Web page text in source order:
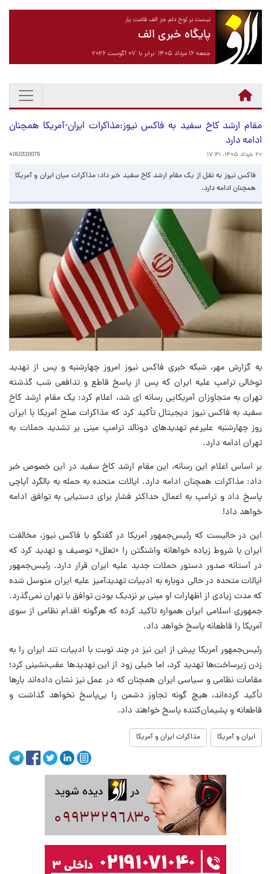
نیست بر لوح دلم جز الف قامت یار
پایگاه خبری الف
جمعه ۱۶ مرداد ۱۴۰۵ برابر با ۰۷ آگوست ۲۰۲۶
مقام ارشد کاخ سفید به فاکس نیوز:مذاکرات ایران-آمریکا همچنان
ادامه دارد
۲۰ خرداد ۱۴۰۵، ۱۷:۴۱ 4050320079
فاکس نیوز به نقل از یک مقام ارشد کاخ سفید خبر داد: مذاکرات میان ایران و آمریکا
همچنان ادامه دارد.
به گزارش مهر، شبکه خبری فاکس نیوز امروز چهارشنبه و پس از تهدید
توخالی ترامپ علیه ایران که پس از پاسخ قاطع و تدافعی شب گذشته
تهران به متجاوزان آمریکایی رسانه ای شد، اعلام کرد: یک مقام ارشد کاخ
سفید به فاکس نیوز دیجیتال تأکید کرد که مذاکرات صلح آمریکا با ایران
روز چهارشنبه علیرغم تهدیدهای دونالد ترامپ مبنی بر تشدید حملات به
تهران ادامه دارد.
بر اساس اعلام این رسانه، این مقام ارشد کاخ سفید در این خصوص خبر
داد: مذاکرات همچنان ادامه دارد. ایالات متحده به حمله به بالگرد آپاچی
پاسخ داد و ترامپ به اعمال حداکثر فشار برای دستیابی به توافق ادامه
خواهد داد!
این در حالیست که رئیس‌جمهور آمریکا در گفتگو با فاکس‌ نیوز، مخالفت
ایران با شروط زیاده‌ خواهانه واشنگتن را «تعلل» توصیف و تهدید کرد که
در آستانه صدور دستور حملات جدید علیه ایران قرار دارد. رئیس‌جمهور
ایالات متحده در حالی دوباره به ادبیات تهدیدآمیز علیه ایران متوسل شده
که مدت زیادی از اظهارات او مبنی بر نزدیک بودن توافق با تهران نمی‌گذرد.
جمهوری اسلامی ایران همواره تاکید کرده که هرگونه اقدام نظامی از سوی
آمریکا را قاطعانه پاسخ خواهد داد.
رئیس‌جمهور آمریکا پیش از این نیز در چند نوبت با ادبیات تند ایران را به
زدن زیرساخت‌ها تهدید کرد، اما خیلی زود از این تهدیدها عقب‌نشینی کرد؛
مقامات نظامی و سیاسی ایران همچنان که در عمل نیز نشان داده‌اند بارها
تأکید کرده‌اند، هیچ گونه تجاوز دشمن را بی‌پاسخ نخواهد گذاشت و
قاطعانه و پشیمان‌کننده پاسخ خواهند داد.
ایران و آمریکا مذاکرات ایران و آمریکا